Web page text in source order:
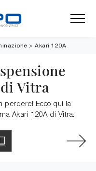
> Akari 120A
Vitra
perdere! Ecco qui la
Akari 120A di Vitra.